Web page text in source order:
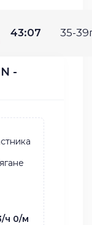
43:07 35-
-
ч 0/м